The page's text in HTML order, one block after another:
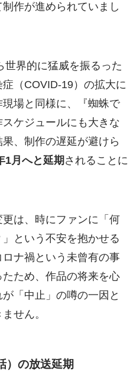
作が進められていまし
世界的に猛威を振るった
（COVID-19）の拡大に
場と同様に、『蜘蛛で
ケジュールにも大きな
、制作の遅延が避けら
1月へと延期 されることに
は、時にファンに「何
という不安を抱かせる
ナ禍という未曾有の事
ため、作品の将来を心
「中止」の噂の一因と
せん。
）の放送延期